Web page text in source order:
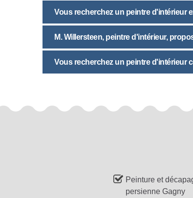
Vous recherchez un peintre d'intérieur
M. Willersteen, peintre d'intérieur,
Vous recherchez un peintre d'intérieur
Peinture et
persienne Gagny